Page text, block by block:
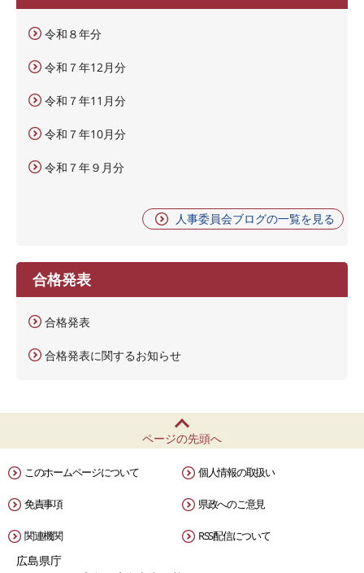
令和８年分
令和７年12月分
令和７年11月分
令和７年10月分
令和７年９月分
人事委員会ブログの一覧を見る
合格発表
合格発表
合格発表に関するお知らせ
ページの先頭へ
このホームページについて 個人情報の取扱い
免責事項 県政へのご意見
関連機関 RSS配信について
広島県庁